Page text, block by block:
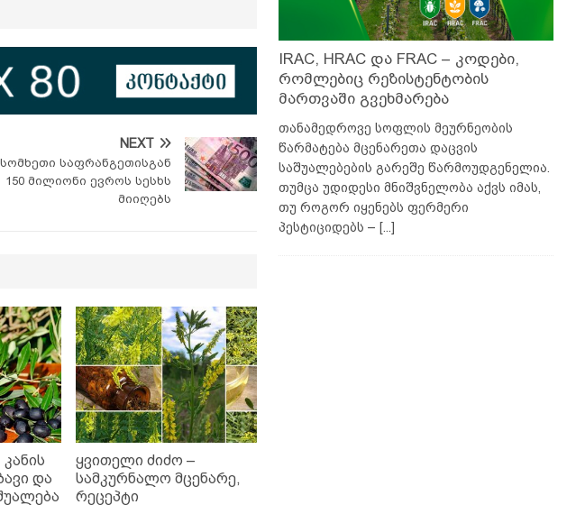
NEXT
სომხეთი საფრანგეთისგან
150 მილიონი ევროს სესხს
მიიღებს
და
ყვითელი ძიძო –
სამკურნალო მცენარე,
რეცეპტი
IRAC, HRAC და FRAC – კოდები,
რომლებიც რეზისტენტობის
მართვაში გვეხმარება
თანამედროვე სოფლის მეურნეობის
წარმატება მცენარეთა დაცვის
საშუალებების გარეშე წარმოუდგენელია.
თუმცა უდიდესი მნიშვნელობა აქვს იმას,
თუ როგორ იყენებს ფერმერი
პესტიციდებს – [...]